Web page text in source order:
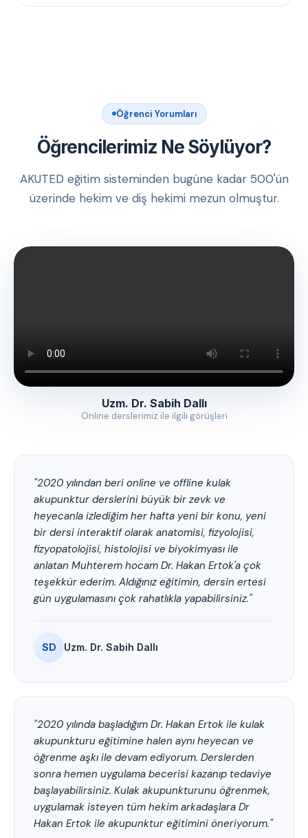
Öğrenci Yorumları
Öğrencilerimiz Ne Söylüyor?
AKUTED eğitim sisteminden bugüne kadar 500'ün
üzerinde hekim ve diş hekimi mezun olmuştur.
Uzm. Dr. Sabih Dallı
Online derslerimiz ile ilgili görüşleri
"2020 yılından beri online ve offline kulak
akupunktur derslerini büyük bir zevk ve
heyecanla izlediğim her hafta yeni bir konu, yeni
bir dersi interaktif olarak anatomisi, fizyolojisi,
fizyopatolojisi, histolojisi ve biyokimyası ile
anlatan Muhterem hocam Dr. Hakan Ertok'a çok
teşekkür ederim. Aldığınız eğitimin, dersin ertesi
gün uygulamasını çok rahatlıkla yapabilirsiniz."
SD Uzm. Dr. Sabih Dallı
"2020 yılında başladığım Dr. Hakan Ertok ile kulak
akupunkturu eğitimine halen aynı heyecan ve
öğrenme aşkı ile devam ediyorum. Derslerden
sonra hemen uygulama becerisi kazanıp tedaviye
başlayabilirsiniz. Kulak akupunkturunu öğrenmek,
uygulamak isteyen tüm hekim arkadaşlara Dr
Hakan Ertok ile akupunktur eğitimini öneriyorum."